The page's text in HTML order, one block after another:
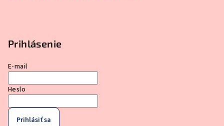
Prihlásenie
E-mail
Heslo
Prihlásiť sa